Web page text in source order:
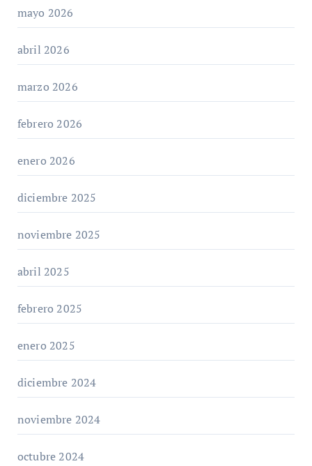
mayo 2026
abril 2026
marzo 2026
febrero 2026
enero 2026
diciembre 2025
noviembre 2025
abril 2025
febrero 2025
enero 2025
diciembre 2024
noviembre 2024
octubre 2024